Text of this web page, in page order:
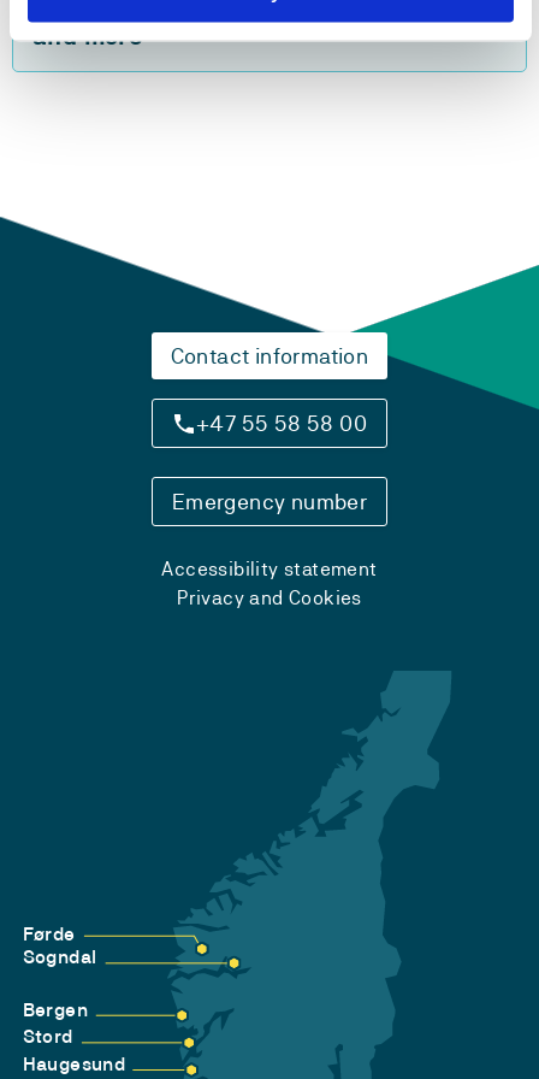
View project in NVA for publications
and more
Contact information
+47 55 58 58 00
Emergency number
Accessibility statement
Privacy and Cookies
Førde
Sogndal
Bergen
Stord
Haugesund